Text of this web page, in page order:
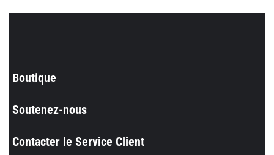
Boutique
Soutenez-nous
Contacter le Service Client